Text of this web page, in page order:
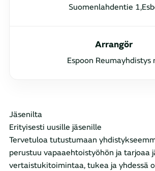
Suomenlahdentie
Arrangör
Espoon Reumayhdistys
Jäsenilta
Erityisesti uusille jäsenille
Tervetuloa tutustumaan
perustuu vapaaehtoistyöhön ja tarjoaa
vertaistukitoimintaa, tukea ja yhdessä